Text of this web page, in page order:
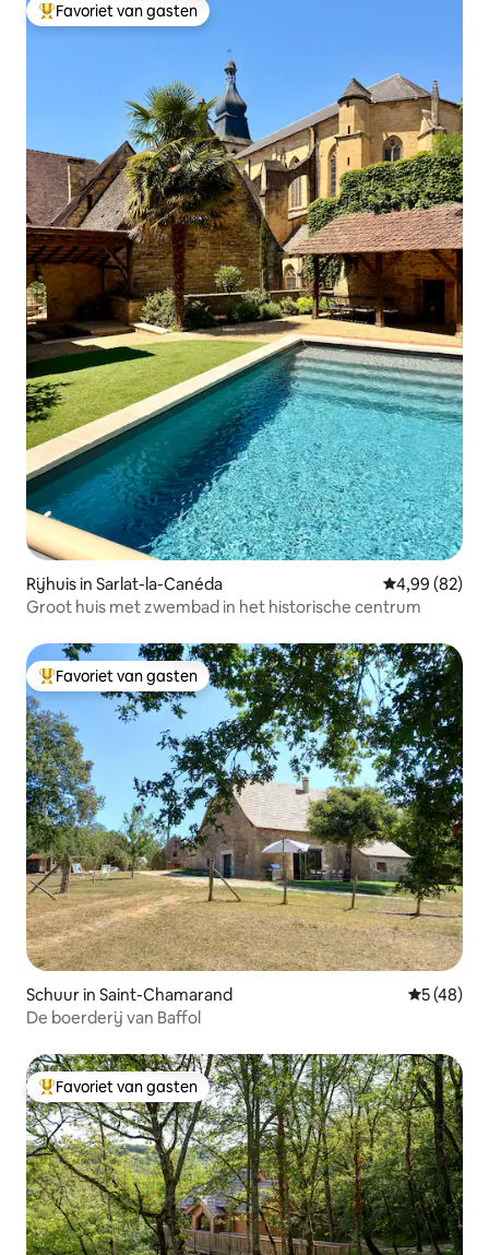
Topfavoriet van gasten
Favoriet van gasten
Rijhuis in Sarlat-la-Canéda Gemiddelde
4,99 (82)
Groot huis met zwembad in het historische centrum
Topfavoriet van gasten
Favoriet van gasten
Schuur in Saint-Chamarand
5 (48)
De boerderij van Baffol
Topfavoriet van gasten
Favoriet van gasten